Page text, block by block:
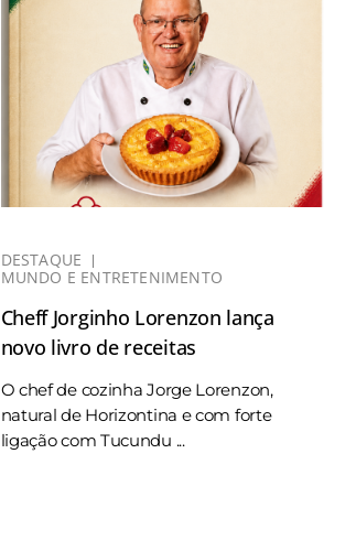
DESTAQUE
MUNDO E ENTRETENIMENTO
Cheff Jorginho Lorenzon lança
novo livro de receitas
O chef de cozinha Jorge Lorenzon,
natural de Horizontina e com forte
ligação com Tucundu ...